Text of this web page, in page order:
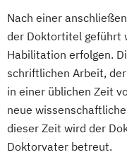
Socio-
Sozial- und
Sozioökonomie
Steuern und
Innovation
and
Supply Chain
Environmental
Water and
Green Building
Holz- und
Horticultural
Kulturtechnik
Nach einer
der Doktortitel geführt
Habilitation erfolgen.
schriftlichen Arbeit,
in einer üblichen Zeit
neue
dieser Zeit wird der
Doktorvater betreut.